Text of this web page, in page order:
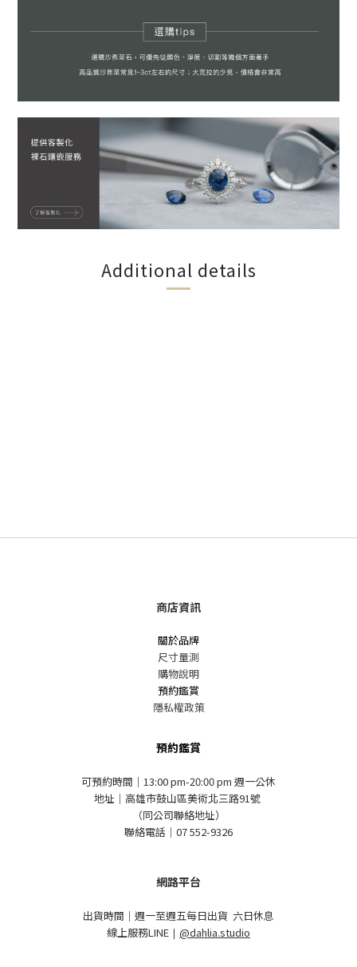
Additional details
商店資訊
關於品牌
尺寸量測
購物說明
預約鑑賞
隱私權政策
預約鑑賞
可預約時間｜13:00 pm-20:00 pm 週一公休
地址｜高雄市鼓山區美術北三路91號
（同公司聯絡地址）
聯絡電話｜07 552-9326
網路平台
出貨時間｜週一至週五每日出貨 六日休息
線上服務LINE ｜ @dahlia.studio